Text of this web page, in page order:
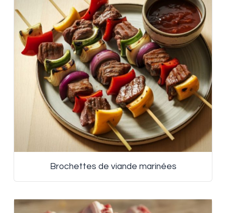
Brochettes de viande marinées